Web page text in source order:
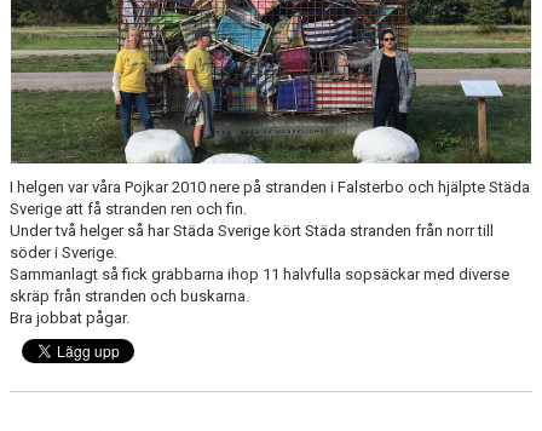
I helgen var våra Pojkar 2010 nere på stranden i Falsterbo och hjälpte Städa
Sverige att få stranden ren och fin.
Under två helger så har Städa Sverige kört Städa stranden från norr till
söder i Sverige.
Sammanlagt så fick grabbarna ihop 11 halvfulla sopsäckar med diverse
skräp från stranden och buskarna.
Bra jobbat pågar.